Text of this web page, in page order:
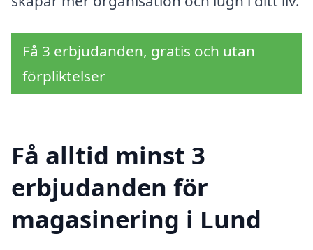
Få 3 erbjudanden, gratis och utan
förpliktelser
Få alltid minst 3
erbjudanden för
magasinering i Lund